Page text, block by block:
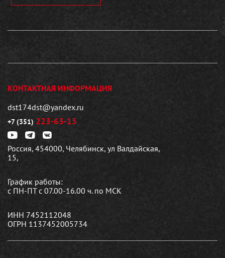
КОНТАКТНАЯ ИНФОРМАЦИЯ
dst174dst@yandex.ru
+7 (351) 223-63-15
Россия, 454000, Челябинск, ул Валдайская,
15,
График работы:
с ПН-ПТ с 07.00-16.00 ч. по МСК
ИНН 7452112048
ОГРН 1137452005734